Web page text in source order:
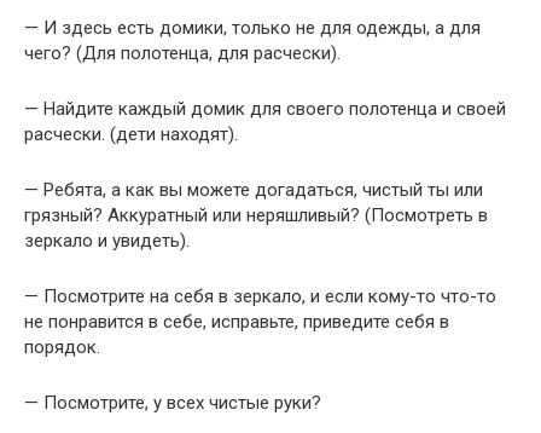
— И здесь есть домики, только не для одежды, а для
чего? (Для полотенца, для расчески).
— Найдите каждый домик для своего полотенца и своей
расчески. (дети находят).
— Ребята, а как вы можете догадаться, чистый ты или
грязный? Аккуратный или неряшливый? (Посмотреть в
зеркало и увидеть).
— Посмотрите на себя в зеркало, и если кому-то что-то
не понравится в себе, исправьте, приведите себя в
порядок.
— Посмотрите, у всех чистые руки?